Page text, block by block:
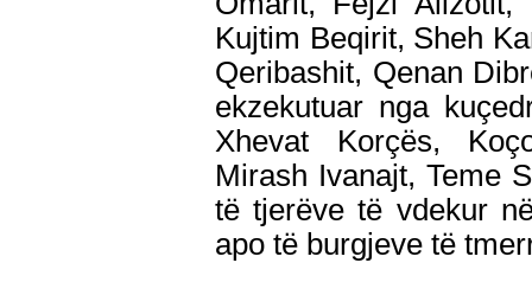
Kujtim Beqirit, Sheh
Qeribashit, Qenan
ekzekutuar nga
Xhevat Korçës,
Mirash Ivanajt, Teme
të tjerëve të vdekur
apo të burgjeve të